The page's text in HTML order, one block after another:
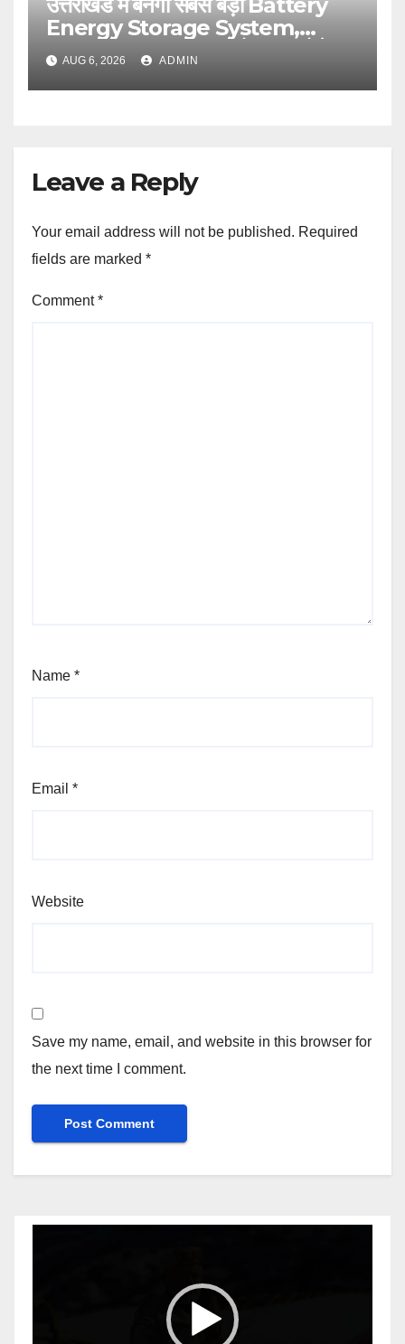
Energy Storage System,
UJVNL लगाएगा 352 करोड़ का प्रोजेक्ट
AUG 6, 2026 ADMIN
Leave a Reply
Your email address will not be published. Required
fields are marked *
Comment*
Name *
Email *
Website
Save my name, email, and website in this browser for
the next time I comment.